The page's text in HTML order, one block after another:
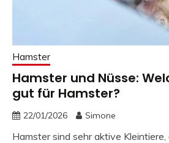
Hamster
Hamster und Nüsse:
gut für Hamster?
22/01/2026 Simone
Hamster sind sehr aktive Kleintiere,